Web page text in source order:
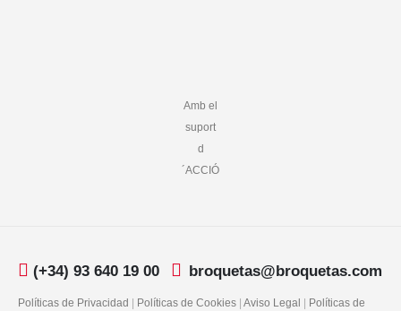
Amb el
suport
d
´ACCIÓ
(+34) 93 640 19 00 broquetas@broquetas.com
Políticas de Privacidad | Políticas de Cookies | Aviso Legal | Políticas de